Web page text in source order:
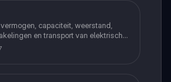
capaciteit, weerstand,
en transport van elektrische